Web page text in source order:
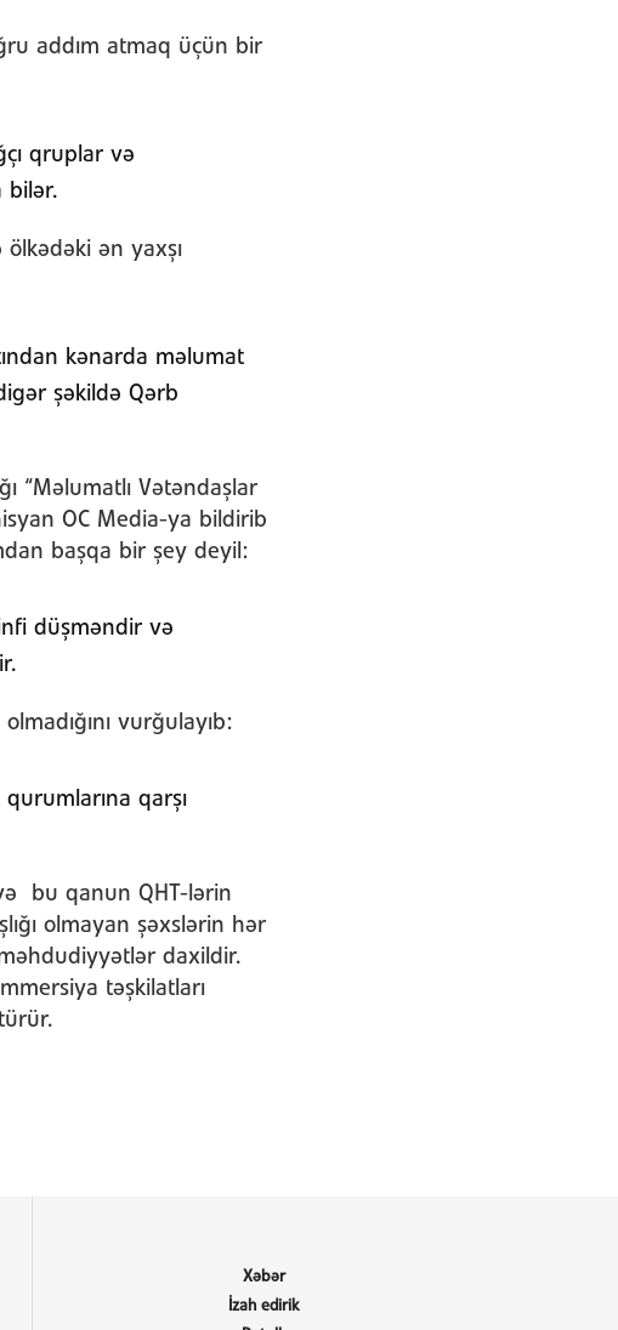
addım atmaq üçün bir
qruplar və
bilər.
ən yaxşı
kənarda məlumat
şəkildə Qərb
“Məlumatlı Vətəndaşlar
OC Media-ya bildirib
başqa bir şey deyil:
düşməndir və
vurğulayıb:
qarşı
bu qanun QHT-lərin
olmayan şəxslərin hər
daxildir.
təşkilatları
Xəbər
İzah edirik